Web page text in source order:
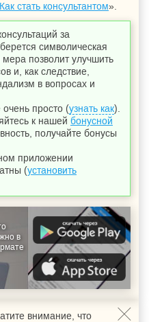
Как стать консультантом».
за
символическая
мера позволит улучшить
и, как следствие,
в вопросах и
просто (узнать как).
к нашей бонусной
получайте бонусы
приложении
(установить
в
внимание, что